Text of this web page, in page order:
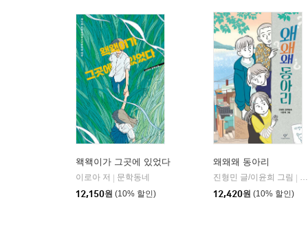
왝왝이가 그곳에 있었다
이로아 저
문학동네
12,150원 (10% 할인)
왜왜왜 동아리
진형민 글/이윤희 그림
12,420원 (10% 할인)